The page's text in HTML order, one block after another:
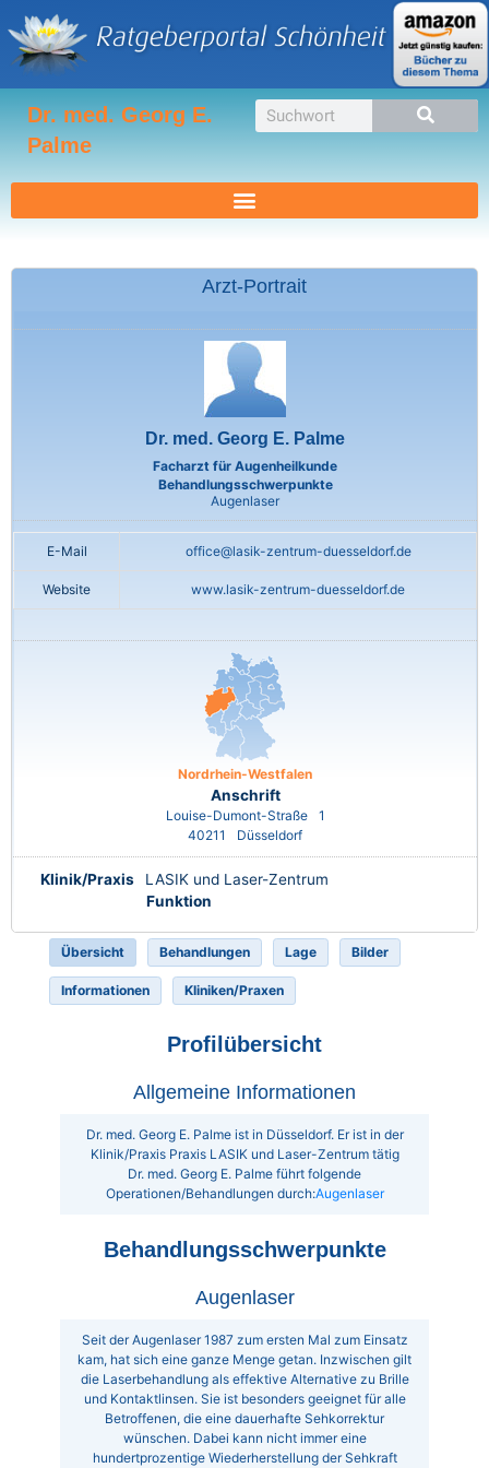
Inhalt
springen
Dr. med. Georg E.
Palme
Suche
Arzt-Portrait
Dr. med. Georg E. Palme
Facharzt für Augenheilkunde
Behandlungsschwerpunkte
Augenlaser
E-Mail office@lasik-zentrum-duesseldorf.de
Website www.lasik-zentrum-duesseldorf.de
Nordrhein-Westfalen
Anschrift
Louise-Dumont-Straße
1
40211
Düsseldorf
Klinik/Praxis
LASIK und Laser-Zentrum
Funktion
Übersicht Behandlungen Lage Bilder
Informationen Kliniken/Praxen
Profilübersicht
Allgemeine Informationen
Dr. med. Georg E. Palme ist in Düsseldorf. Er ist in der
Klinik/Praxis Praxis LASIK und Laser-Zentrum tätig
Dr. med. Georg E. Palme führt folgende
Operationen/Behandlungen durch:Augenlaser
Behandlungsschwerpunkte
Augenlaser
Seit der Augenlaser 1987 zum ersten Mal zum Einsatz
kam, hat sich eine ganze Menge getan. Inzwischen gilt
die Laserbehandlung als effektive Alternative zu Brille
und Kontaktlinsen. Sie ist besonders geeignet für alle
Betroffenen, die eine dauerhafte Sehkorrektur
wünschen. Dabei kann nicht immer eine
hundertprozentige Wiederherstellung der Sehkraft